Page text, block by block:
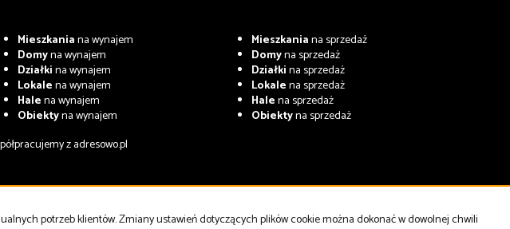
Mieszkaniana wynajem
Domyna wynajem
Działkina wynajem
Lokalena wynajem
Halena wynajem
Obiektyna wynajem
zadresowo.pl
Mieszkaniana sprzedaż
Domyna sprzedaż
Działkina sprzedaż
Lokalena sprzedaż
Halena sprzedaż
Obiektyna sprzedaż
potrzeb klientów. Zmiany ustawień dotyczących plików cookie można dokonać w dowolnej chwili